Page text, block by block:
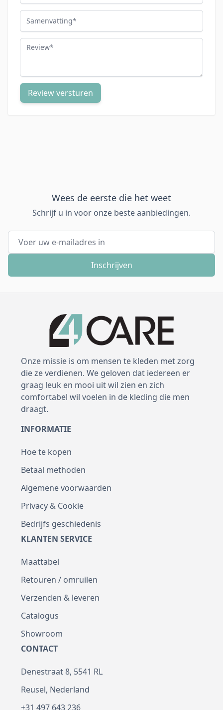
Samenvatting
Review
Review versturen
Wees de eerste die het weet
Schrijf u in voor onze beste aanbiedingen.
E-mail adres
Inschrijven
Onze missie is om mensen te kleden met zorg
die ze verdienen. We geloven dat iedereen er
graag leuk en mooi uit wil zien en zich
comfortabel wil voelen in de kleding die men
draagt.
INFORMATIE
Hoe te kopen
Betaal methoden
Algemene voorwaarden
Privacy & Cookie
Bedrijfs geschiedenis
KLANTEN SERVICE
Maattabel
Retouren / omruilen
Verzenden & leveren
Catalogus
Showroom
CONTACT
Denestraat 8, 5541 RL
Reusel, Nederland
+31 497 643 236